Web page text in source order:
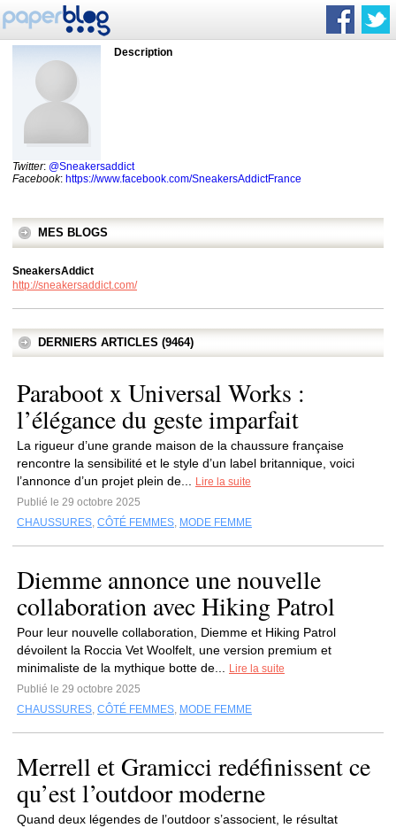
Description
Twitter: @Sneakersaddict
Facebook: https://www.facebook.com/SneakersAddictFrance
MES BLOGS
SneakersAddict
http://sneakersaddict.com/
DERNIERS ARTICLES (9464)
Paraboot x Universal Works :
l’élégance du geste imparfait
La rigueur d’une grande maison de la chaussure française
rencontre la sensibilité et le style d’un label britannique, voici
l’annonce d’un projet plein de...
Lire la suite
Publié le 29 octobre 2025
CHAUSSURES, CÔTÉ FEMMES, MODE FEMME
Diemme annonce une nouvelle
collaboration avec Hiking Patrol
Pour leur nouvelle collaboration, Diemme et Hiking Patrol
dévoilent la Roccia Vet Woolfelt, une version premium et
minimaliste de la mythique botte de...
Lire la suite
Publié le 29 octobre 2025
CHAUSSURES, CÔTÉ FEMMES, MODE FEMME
Merrell et Gramicci redéfinissent ce
qu’est l’outdoor moderne
Quand deux légendes de l’outdoor s’associent, le résultat